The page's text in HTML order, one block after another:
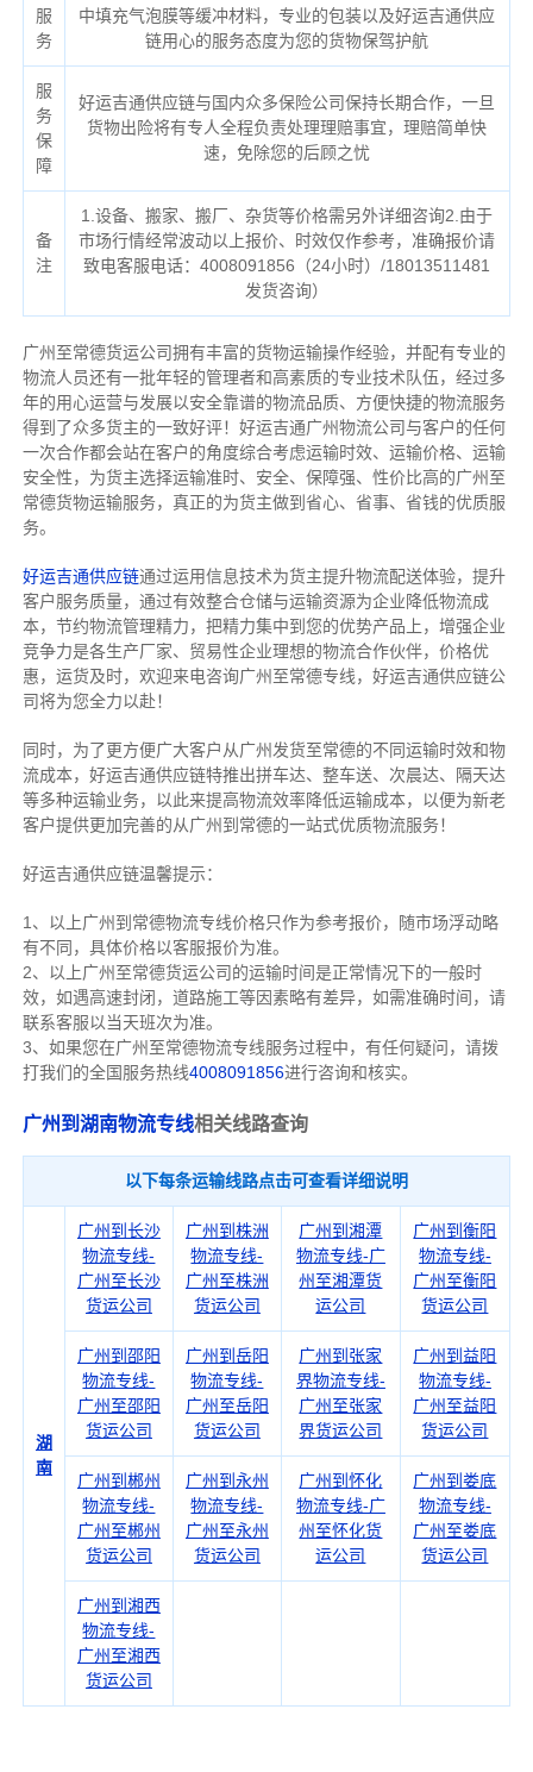
服
务
中填充气泡膜等缓冲材料，专业的包装以及好运吉通供应
链用心的服务态度为您的货物保驾护航
服
务
保
障
好运吉通供应链与国内众多保险公司保持长期合作，一旦
货物出险将有专人全程负责处理理赔事宜，理赔简单快
速，免除您的后顾之忧
备
注
1.设备、搬家、搬厂、杂货等价格需另外详细咨询2.由于
市场行情经常波动以上报价、时效仅作参考，准确报价请
致电客服电话：4008091856（24小时）/18013511481
发货咨询）
广州至常德货运公司拥有丰富的货物运输操作经验，并配有专业的
物流人员还有一批年轻的管理者和高素质的专业技术队伍，经过多
年的用心运营与发展以安全靠谱的物流品质、方便快捷的物流服务
得到了众多货主的一致好评！好运吉通广州物流公司与客户的任何
一次合作都会站在客户的角度综合考虑运输时效、运输价格、运输
安全性，为货主选择运输准时、安全、保障强、性价比高的广州至
常德货物运输服务，真正的为货主做到省心、省事、省钱的优质服
务。
好运吉通供应链通过运用信息技术为货主提升物流配送体验，提升
客户服务质量，通过有效整合仓储与运输资源为企业降低物流成
本，节约物流管理精力，把精力集中到您的优势产品上，增强企业
竞争力是各生产厂家、贸易性企业理想的物流合作伙伴，价格优
惠，运货及时，欢迎来电咨询广州至常德专线，好运吉通供应链公
司将为您全力以赴！
同时，为了更方便广大客户从广州发货至常德的不同运输时效和物
流成本，好运吉通供应链特推出拼车达、整车送、次晨达、隔天达
等多种运输业务，以此来提高物流效率降低运输成本，以便为新老
客户提供更加完善的从广州到常德的一站式优质物流服务！
好运吉通供应链温馨提示：
1、以上广州到常德物流专线价格只作为参考报价，随市场浮动略
有不同，具体价格以客服报价为准。
2、以上广州 至常德货运公司的运输时间是正常情况下的一般时
效，如遇高速封闭，道路施工等因素略有差异，如需准确时间，请
联系客服以当天班次为准。
3、如果您在广州 至常德物流专线服务过程中，有任何疑问，请拨
打我们的全国服务热线4008091856进行咨询和核实。
广州到湖南物流专线相关线路查询
以下每条运输线路点击可查看详细说明
湖
南
广州到长沙
物流专线-
广州至长沙
货运公司
广州到株洲
物流专线-
广州至株洲
货运公司
广州到湘潭
物流专线-广
州至湘潭货
运公司
广州到衡阳
物流专线-
广州至衡阳
货运公司
广州到邵阳
物流专线-
广州至邵阳
货运公司
广州到岳阳
物流专线-
广州至岳阳
货运公司
广州到张家
界物流专线-
广州至张家
界货运公司
广州到益阳
物流专线-
广州至益阳
货运公司
广州到郴州
物流专线-
广州至郴州
货运公司
广州到永州
物流专线-
广州至永州
货运公司
广州到怀化
物流专线-广
州至怀化货
运公司
广州到娄底
物流专线-
广州至娄底
货运公司
广州到湘西
物流专线-
广州至湘西
货运公司